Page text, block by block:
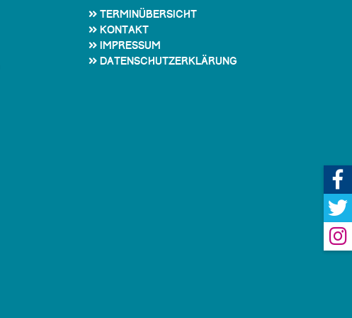
Terminübersicht
Kontakt
Impressum
Datenschutzerklärung